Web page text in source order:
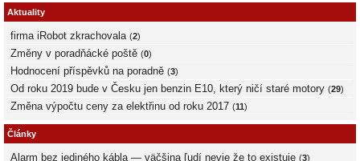
Aktuality
firma iRobot zkrachovala (2)
Změny v poradňácké poště (0)
Hodnocení příspěvků na poradně (3)
Od roku 2019 bude v Česku jen benzin E10, který ničí staré motory (29)
Změna výpočtu ceny za elektřinu od roku 2017 (11)
Články
Alarm bez jediného kábla — väčšina ľudí nevie že to existuje (3)